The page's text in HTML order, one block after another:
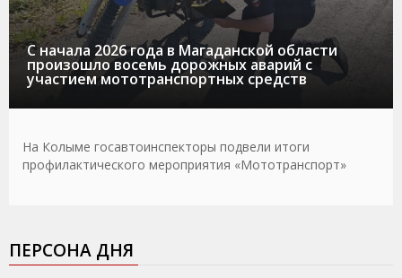
С начала 2026 года в Магаданской области
произошло восемь дорожных аварий с
участием мототранспортных средств
На Колыме госавтоинспекторы подвели итоги
профилактического мероприятия «Мототранспорт»
ПЕРСОНА ДНЯ